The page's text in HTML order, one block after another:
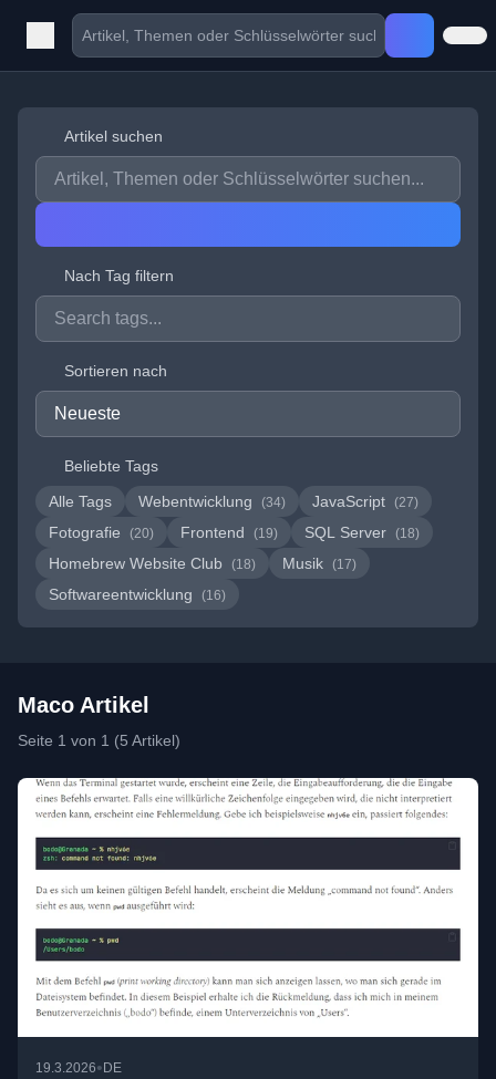
Artikel suchen
Nach Tag filtern
Sortieren nach
Beliebte Tags
Alle Tags
Webentwicklung (34) JavaScript (27)
Fotografie (20) Frontend (19) SQL Server (18)
Homebrew Website Club (18) Musik (17)
Softwareentwicklung (16)
Maco Artikel
Seite 1 von 1 (5 Artikel)
19.3.2026• DE